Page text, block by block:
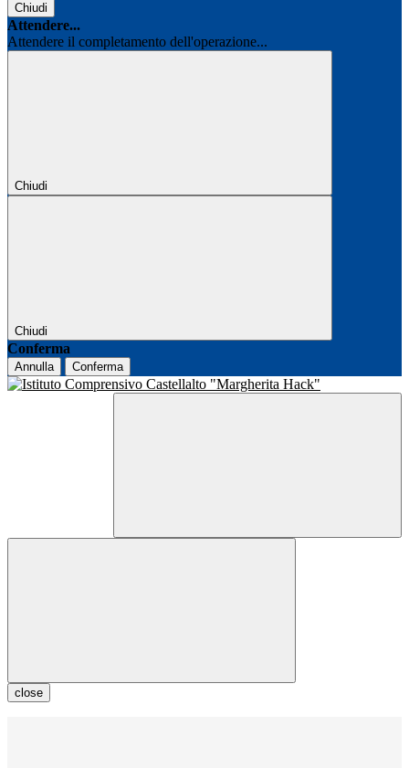
Chiudi
Attendere...
Attendere il completamento dell'operazione...
Chiudi
Chiudi
Conferma
Annulla Conferma
close